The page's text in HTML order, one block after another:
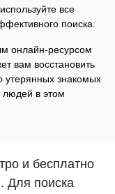
все
поиска.
онлайн-ресурсом
вам восстановить
утерянных знакомых
людей в этом
и бесплатно
Для поиска